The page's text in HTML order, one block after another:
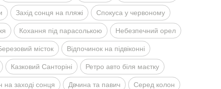
Захiд сонця на пляжi Спокуса у червоному
Кохання пiд парасолькою Небезпечний орел
мiсток Вiдпочинок на пiдвiконнi
Казковий Санторiнi Ретро авто бiля маєтку
на заходi сонця Двчина та павич Серед колон